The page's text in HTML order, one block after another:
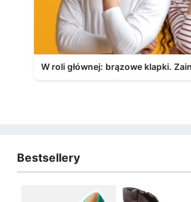
W roli głównej: brązowe klapki.
Bestsellery